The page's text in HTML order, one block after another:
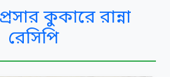
কুকারে রান্না
রেসিপি